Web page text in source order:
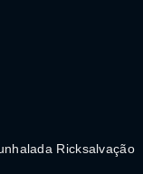
Ricksalvação